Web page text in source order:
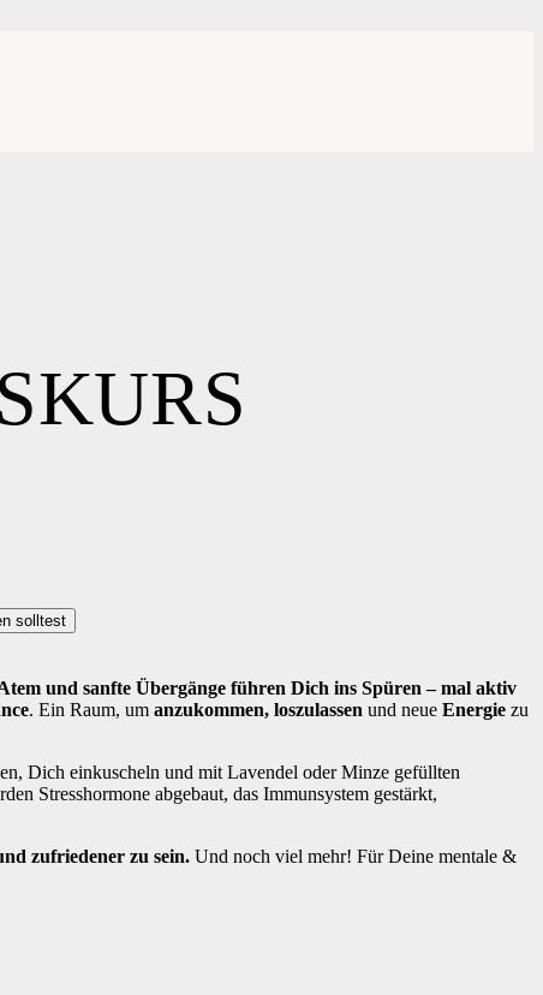
solltest
und sanfte Übergänge führen Dich ins Spüren – mal aktiv
. Ein Raum, um anzukommen, loszulassen und neue Energie zu
Dich einkuscheln und mit Lavendel oder Minze gefüllten
Stresshormone abgebaut, das Immunsystem gestärkt,
zufriedener zu sein. Und noch viel mehr! Für Deine mentale &